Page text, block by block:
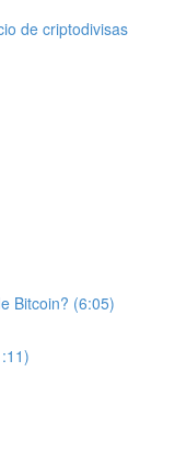
de criptodivisas
Bitcoin? (6:05)